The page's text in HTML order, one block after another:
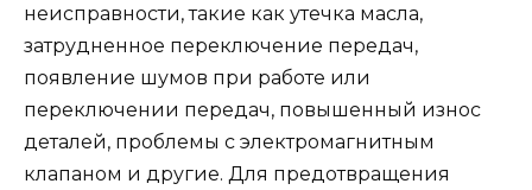
неисправности, такие как утечка масла,
затрудненное переключение передач,
появление шумов при работе или
переключении передач, повышенный износ
деталей, проблемы с электромагнитным
клапаном и другие. Для предотвращения